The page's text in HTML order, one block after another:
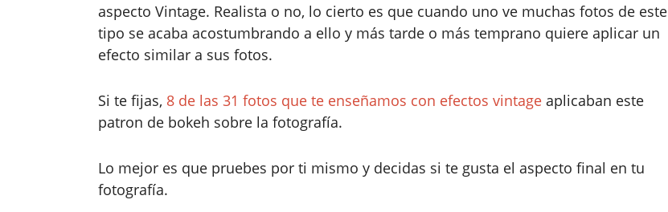
aspecto Vintage. Realista o no, lo cierto es que cuando uno ve muchas fotos de este
tipo se acaba acostumbrando a ello y más tarde o más temprano quiere aplicar un
efecto similar a sus fotos.
Si te fijas, 8 de las 31 fotos que te enseñamos con efectos vintage aplicaban este
patron de bokeh sobre la fotografía.
Lo mejor es que pruebes por ti mismo y decidas si te gusta el aspecto final en tu
fotografía.